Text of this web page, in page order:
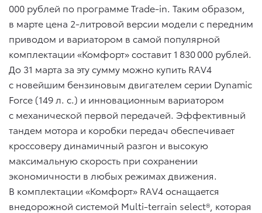
000 рублей по программе Trade-in. Таким образом,
в марте цена 2-литровой версии модели с передним
приводом и вариатором в самой популярной
комплектации «Комфорт» составит 1 830 000 рублей.
До 31 марта за эту сумму можно купить RAV4
с новейшим бензиновым двигателем серии Dynamic
Force (149 л. с.) и инновационным вариатором
с механической первой передачей. Эффективный
тандем мотора и коробки передач обеспечивает
кроссоверу динамичный разгон и высокую
максимальную скорость при сохранении
экономичности в любых режимах движения.
В комплектации «Комфорт» RAV4 оснащается
внедорожной системой Multi-terrain select®, которая